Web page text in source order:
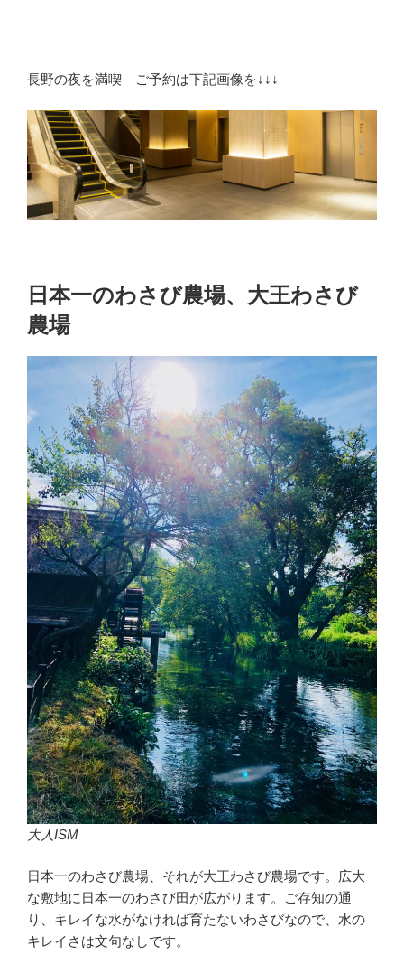
長野の夜を満喫 ご予約は下記画像を↓↓↓
日本一のわさび農場、大王わさび
農場
大人ISM
日本一のわさび農場、それが大王わさび農場です。広大
な敷地に日本一のわさび田が広がります。ご存知の通
り、キレイな水がなければ育たないわさびなので、水の
キレイさは文句なしです。